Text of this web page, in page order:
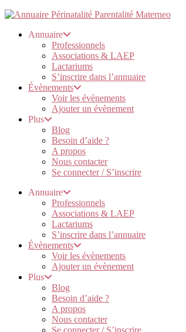
Annuaire
Professionnels
Associations & LAEP
Lactariums
S’inscrire dans l’annuaire
Évènements
Voir les évènements
Ajouter un évènement
Plus
Blog
Besoin d’aide ?
A propos
Nous contacter
Se connecter / S’inscrire
Annuaire
Professionnels
Associations & LAEP
Lactariums
S’inscrire dans l’annuaire
Évènements
Voir les évènements
Ajouter un évènement
Plus
Blog
Besoin d’aide ?
A propos
Nous contacter
Se connecter / S’inscrire